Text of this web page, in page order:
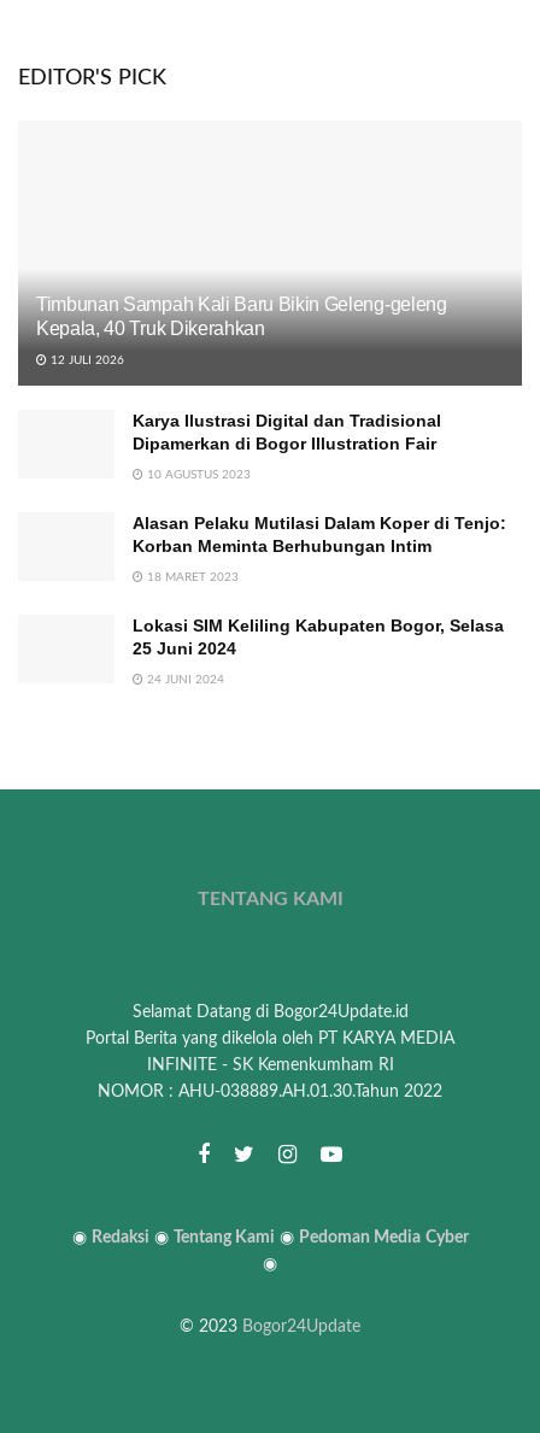
EDITOR'S PICK
Timbunan Sampah Kali Baru Bikin Geleng-geleng
Kepala, 40 Truk Dikerahkan
12 JULI 2026
Karya Ilustrasi Digital dan Tradisional
Dipamerkan di Bogor Illustration Fair
10 AGUSTUS 2023
Alasan Pelaku Mutilasi Dalam Koper di Tenjo:
Korban Meminta Berhubungan Intim
18 MARET 2023
Lokasi SIM Keliling Kabupaten Bogor, Selasa
25 Juni 2024
24 JUNI 2024
TENTANG KAMI
Selamat Datang di Bogor24Update.id
Portal Berita yang dikelola oleh PT KARYA MEDIA
INFINITE - SK Kemenkumham RI
NOMOR : AHU-038889.AH.01.30.Tahun 2022
◉ Redaksi ◉ Tentang Kami ◉ Pedoman Media Cyber
◉
© 2023 Bogor24Update